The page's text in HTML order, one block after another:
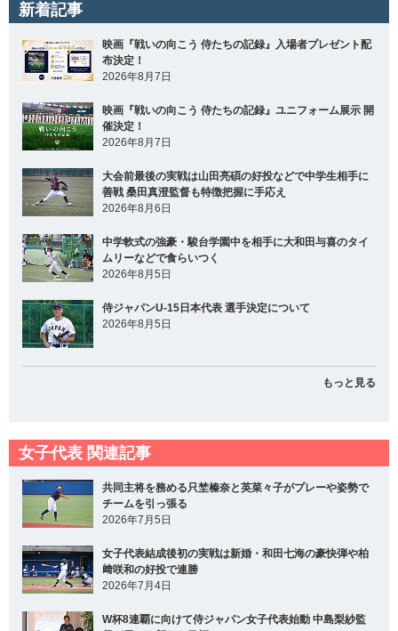
新着記事
映画『戦いの向こう 侍たちの記録』入場者プレゼント配
布決定！
2026年8月7日
映画『戦いの向こう 侍たちの記録』ユニフォーム展示 開
催決定！
2026年8月7日
大会前最後の実戦は山田亮碩の好投などで中学生相手に
善戦 桑田真澄監督も特徴把握に手応え
2026年8月6日
中学軟式の強豪・駿台学園中を相手に大和田与喜のタイ
ムリーなどで食らいつく
2026年8月5日
侍ジャパンU-15日本代表 選手決定について
2026年8月5日
もっと見る
女子代表 関連記事
共同主将を務める只埜榛奈と英菜々子がプレーや姿勢で
チームを引っ張る
2026年7月5日
女子代表結成後初の実戦は新婚・和田七海の豪快弾や柏
﨑咲和の好投で連勝
2026年7月4日
W杯8連覇に向けて侍ジャパン女子代表始動 中島梨紗監